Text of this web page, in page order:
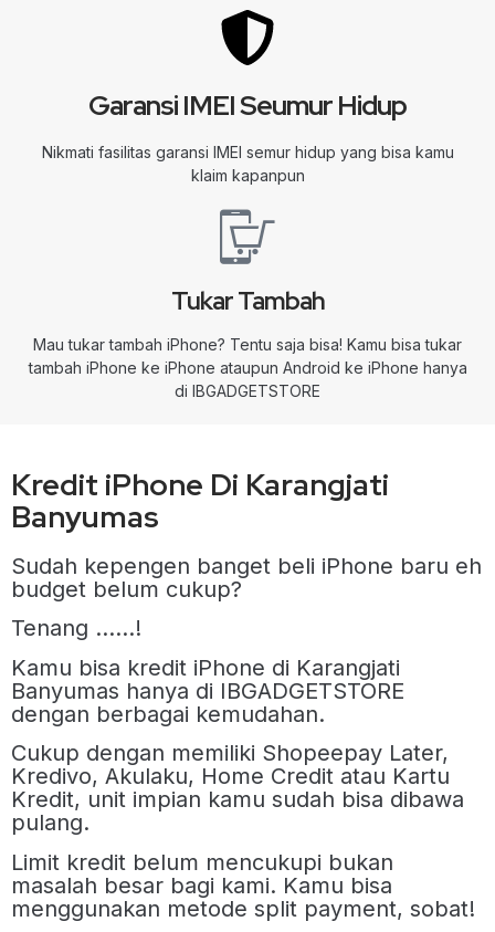
Garansi IMEI Seumur Hidup
Nikmati fasilitas garansi IMEI semur hidup yang bisa kamu
klaim kapanpun
Tukar Tambah
Mau tukar tambah iPhone? Tentu saja bisa! Kamu bisa tukar
tambah iPhone ke iPhone ataupun Android ke iPhone hanya
di IBGADGETSTORE
Kredit iPhone Di Karangjati
Banyumas
Sudah kepengen banget beli iPhone baru eh
budget belum cukup?
Tenang ……!
Kamu bisa kredit iPhone di Karangjati
Banyumas hanya di IBGADGETSTORE
dengan berbagai kemudahan.
Cukup dengan memiliki Shopeepay Later,
Kredivo, Akulaku, Home Credit atau Kartu
Kredit, unit impian kamu sudah bisa dibawa
pulang.
Limit kredit belum mencukupi bukan
masalah besar bagi kami. Kamu bisa
menggunakan metode split payment, sobat!